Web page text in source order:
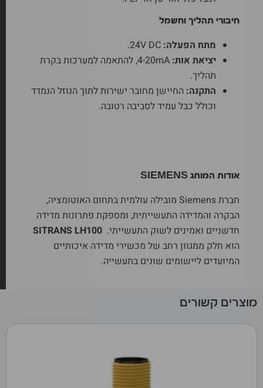
חיבורי תהליך וחשמל
מתח הפעלה:
יציאת אות:
4-20mA, להתאמה למערכות בקרת
תהליך.
התקנה: החיישן מחובר ישירות לתוך הנוזל הנמדד
וכולל כבל עמיד לסביבה רטובה.
אודות המותג SIEMENS
חברת Siemens מובילה עולמית בתחום האוטומציה,
הבקרה והמדידה התעשייתית, ומספקת פתרונות מדידה
חדשניים ואמינים לשוק התעשייתי.
הוא חלק ממגוון רחב של מכשירי מדידה איכותיים
המיועדים ליישומים שונים בתעשייה.
מוצרים קשורים